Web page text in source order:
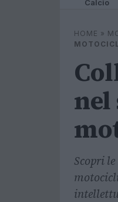
Calcio
HOME »
nel
Scopri